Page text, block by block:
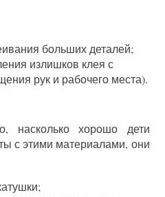
больших деталей;
излишков клея с
рук и рабочего места).
насколько хорошо дети
с этими материалами, они